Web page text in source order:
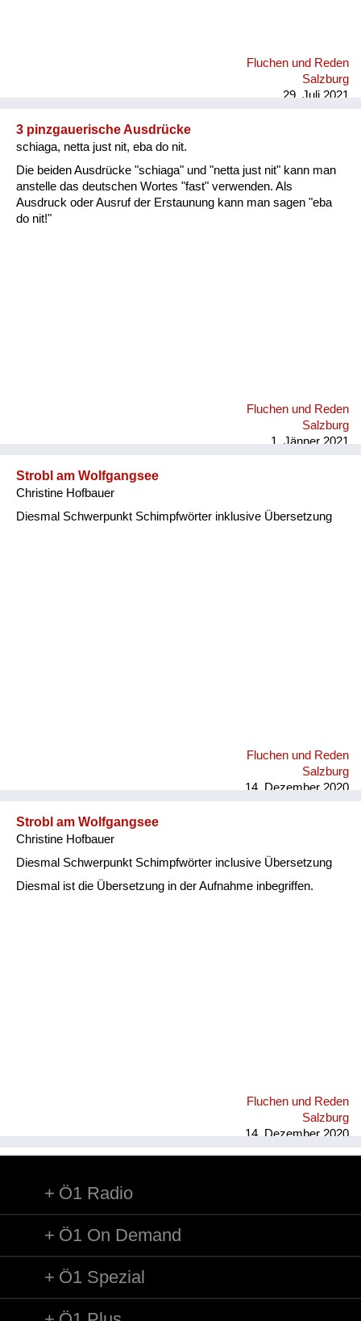
Fluchen und Reden
Salzburg
29. Juli 2021
3 pinzgauerische Ausdrücke
schiaga, netta just nit, eba do nit.
Die beiden Ausdrücke "schiaga" und "netta just nit" kann man
anstelle das deutschen Wortes "fast" verwenden. Als
Ausdruck oder Ausruf der Erstaunung kann man sagen "eba
do nit!"
Fluchen und Reden
Salzburg
1. Jänner 2021
Strobl am Wolfgangsee
Christine Hofbauer
Diesmal Schwerpunkt Schimpfwörter inklusive Übersetzung
Fluchen und Reden
Salzburg
14. Dezember 2020
Strobl am Wolfgangsee
Christine Hofbauer
Diesmal Schwerpunkt Schimpfwörter inclusive Übersetzung
Diesmal ist die Übersetzung in der Aufnahme inbegriffen.
Fluchen und Reden
Salzburg
14. Dezember 2020
Ö1 Radio
Ö1 On Demand
Ö1 Spezial